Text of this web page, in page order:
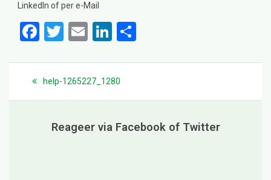
LinkedIn of per e-Mail
F
ce
b
T
tt
er
E
ail
Li
ke
dI
e
navigatiePrevious
help-1265227_1280
Reageer via Facebook of Twitter